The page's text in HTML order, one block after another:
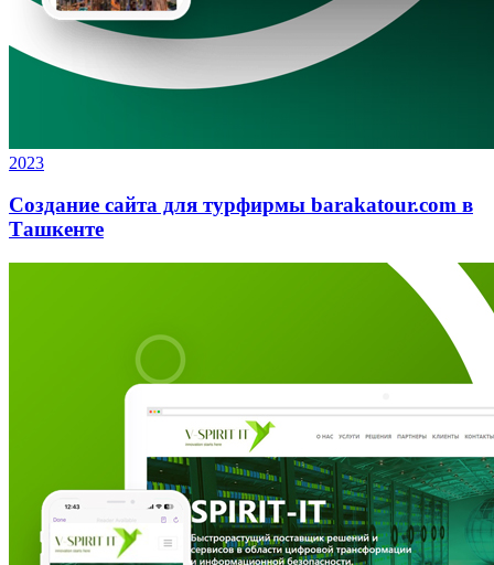
2023
Создание сайта для турфирмы barakatour.com в
Ташкенте